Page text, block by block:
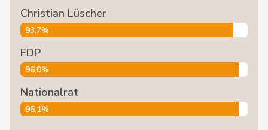
Christian Lüscher
93,7%
FDP
96,0%
Nationalrat
96,1%